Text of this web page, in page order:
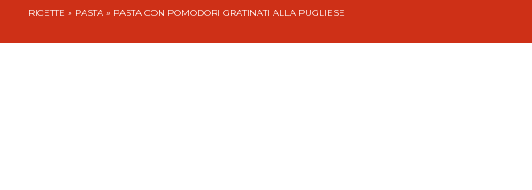
RICETTE » PASTA » PASTA CON POMODORI GRATINATI ALLA PUGLIESE